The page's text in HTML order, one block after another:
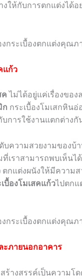
ให้กับการตกแต่งได้
แก้ว
ค ไม่ได้อยู่แค่เรื่องของ
ก กระเบื้องโมเสกหินอ่
ารใช้งานแตกต่างกัน
บความสวยงามของบ้
เราสามารถพบเห็น
ตกแต่งผนังให้มีความ
บื้องโมเสคแก้วไปตกแ
ะภายนอกอาคาร
างสรรค์เป็นความโ